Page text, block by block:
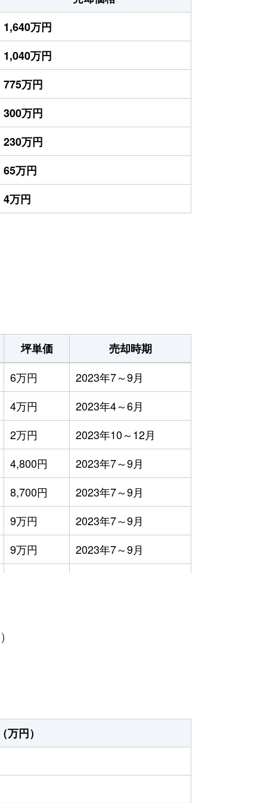
1,640万円
1,040万円
775万円
300万円
230万円
65万円
4万円
坪単価
売却時期
6万円
2023年7～9月
4万円
2023年4～6月
2万円
2023年10～12月
4,800円
2023年7～9月
8,700円
2023年7～9月
9万円
2023年7～9月
9万円
2023年7～9月
160円
2023年7～9月
720円
2023年7～9月
180円
2023年4～6月
万円）